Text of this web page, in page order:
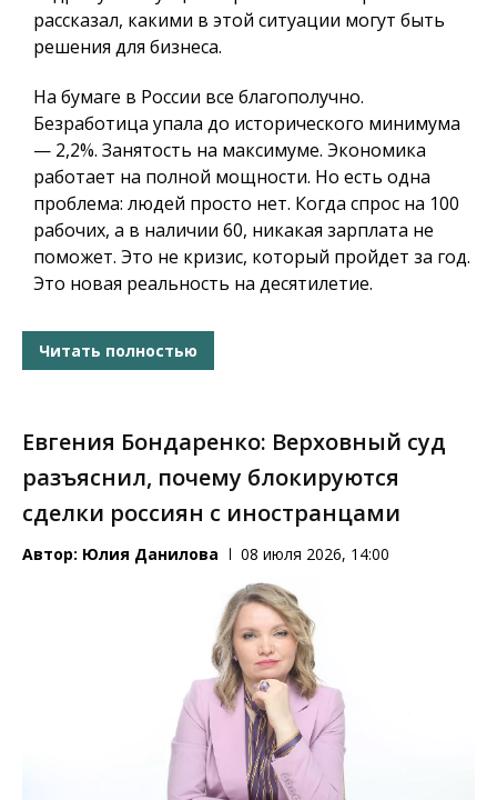
рассказал, какими в этой ситуации могут быть
решения для бизнеса.
На бумаге в России все благополучно.
Безработица упала до исторического минимума
— 2,2%. Занятость на максимуме. Экономика
работает на полной мощности. Но есть одна
проблема: людей просто нет. Когда спрос на 100
рабочих, а в наличии 60, никакая зарплата не
поможет. Это не кризис, который пройдет за год.
Это новая реальность на десятилетие.
Читать полностью
Евгения Бондаренко: Верховный суд
разъяснил, почему блокируются
сделки россиян с иностранцами
Автор: Юлия Данилова 08 июля 2026, 14:00